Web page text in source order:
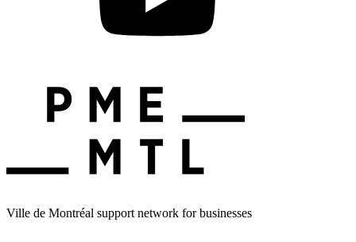
Ville de Montréal support network for businesses